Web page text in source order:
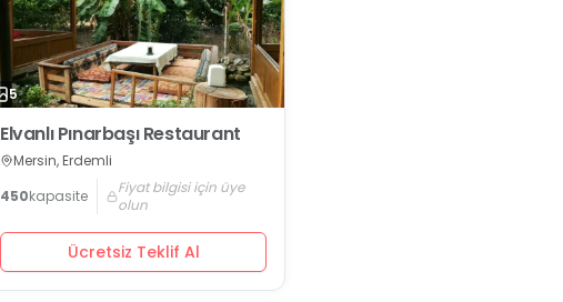
5
Elvanlı Pınarbaşı Restaurant
Mersin, Erdemli
450kapasite
Fiyat bilgisi için üye
olun
Ücretsiz Teklif Al